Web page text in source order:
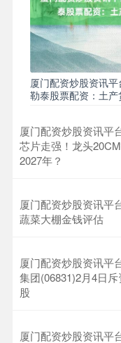
上证综指
厦门配资炒股资讯
勒泰股票配资：土
厦门配资炒股资讯平
芯片走强！龙头
2027年？
厦门配资炒股资讯平
蔬菜大棚金钱评估
厦门配资炒股资讯平
集团(06831)2月4日
股
厦门配资炒股资讯平